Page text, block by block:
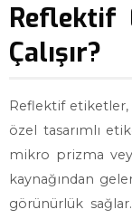
Reflektif
Çalışır?
Reflektif etiketler,
özel tasarımlı
mikro prizma
kaynağından
görünürlük